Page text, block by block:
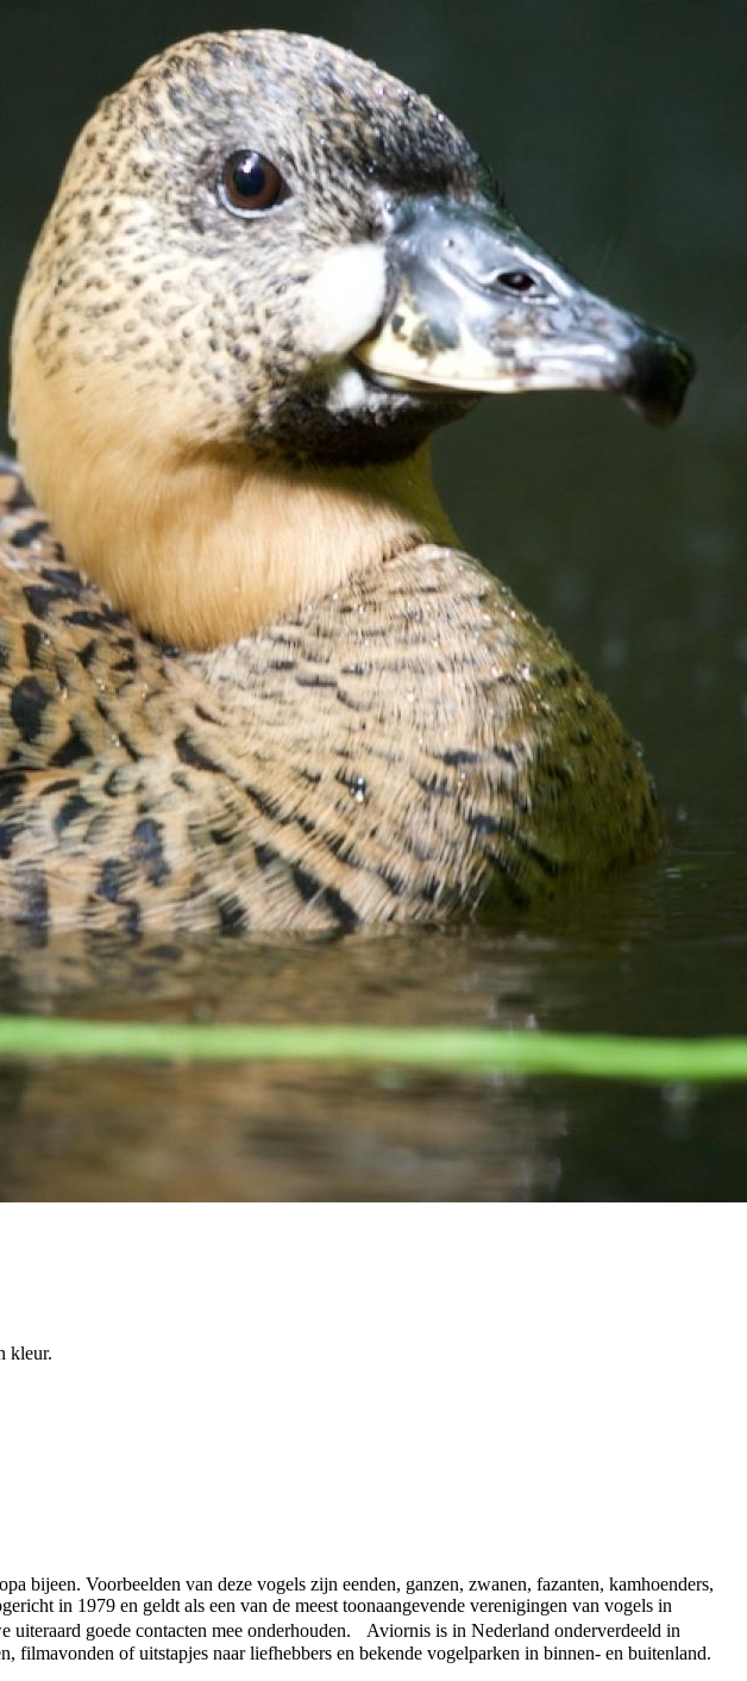
kleur.
bijeen. Voorbeelden van deze vogels zijn eenden, ganzen, zwanen, fazanten, kamhoenders,
in 1979 en geldt als een van de meest toonaangevende verenigingen van vogels in
goede contacten mee onderhouden. Aviornis is in Nederland onderverdeeld in
filmavonden of uitstapjes naar liefhebbers en bekende vogelparken in binnen- en buitenland.